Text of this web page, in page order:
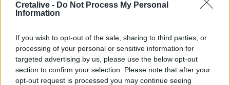
Cretalive - Do Not Process My Personal
Information
If you wish to opt-out of the sale, sharing to third parties, or
processing of your personal or sensitive information for
targeted advertising by us, please use the below opt-out
section to confirm your selection. Please note that after your
opt-out request is processed you may continue seeing
"Στέρησαν το νερό από μια ολόκληρη
ΚΡΗΤΗ 24.07.2026
Προσφυγή στη Δικαιοσύνη
προαναγγέλλει ο Πρ. Ιερωνυμάκης
Ηράκλειο: Έχασε τον έλεγχο και πήρε
ΚΡΗΤΗ 24.07.2026